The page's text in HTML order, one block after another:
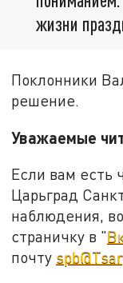
жизни
Поклонники
решение.
Уважаемые
Если вам есть
Царьград
наблюдения,
страничку в "
почту